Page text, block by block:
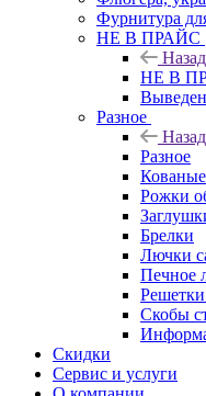
Фурнитура
НЕ В ПРАЙС
Назад
НЕ В
Разное
Назад
Разное
Рожки
Брелки
Лючки
Печное
Скобы
Скидки
Сервис и услуги